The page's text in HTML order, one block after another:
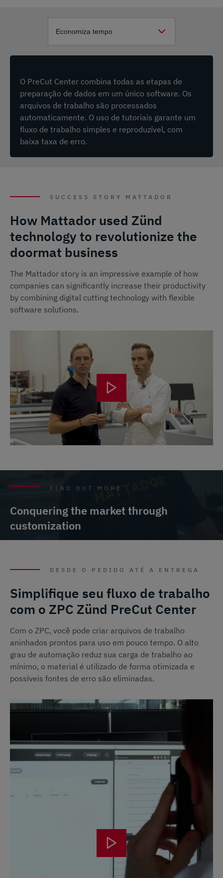
O PreCut Center combina todas as etapas de
preparação de dados em um único software. Os
arquivos de trabalho são processados
automaticamente. O uso de tutoriais garante um
fluxo de trabalho simples e reproduzível, com
baixa taxa de erro.
SUCCESS STORY MATTADOR
How Mattador used Zünd
technology to revolutionize the
doormat business
The Mattador story is an impressive example of how
companies can significantly increase their productivity
by combining digital cutting technology with flexible
software solutions.
FIND OUT MORE
Conquering the market through
customization
DESDE O PEDIDO ATÉ A ENTREGA
Simplifique seu fluxo de trabalho
com o ZPC Zünd PreCut Center
Com o ZPC, você pode criar arquivos de trabalho
aninhados prontos para uso em pouco tempo. O alto
grau de automação reduz sua carga de trabalho ao
mínimo, o material é utilizado de forma otimizada e
possíveis fontes de erro são eliminadas.